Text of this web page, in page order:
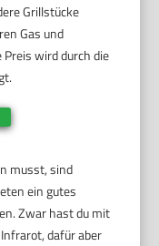
Grillstücke
Gas und
wird durch die
musst, sind
ein gutes
Zwar hast du mit
dafür aber